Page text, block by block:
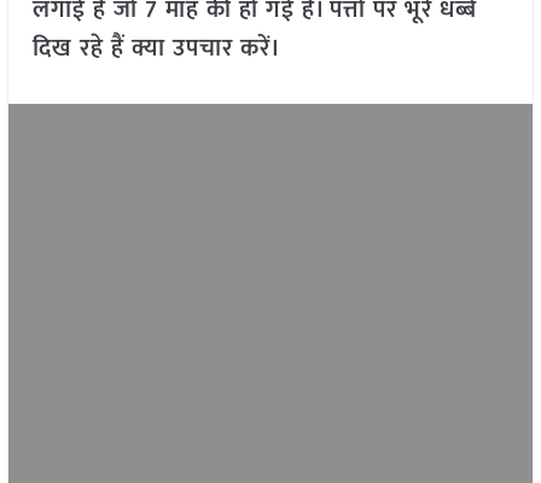
लगाई है जो 7 माह की हो गई है। पत्तों पर भूरे धब्बे
दिख रहे हैं क्या उपचार करें।